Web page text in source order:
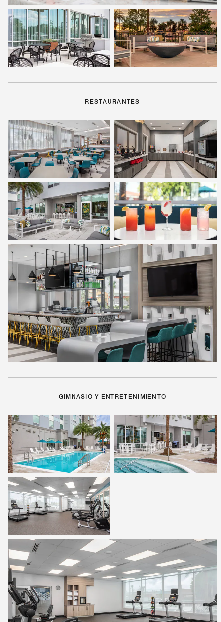
RESTAURANTES
GIMNASIO Y ENTRETENIMIENTO